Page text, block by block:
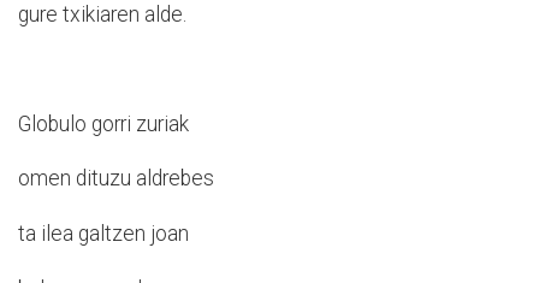
gure txikiaren alde.
Globulo gorri zuriak
omen dituzu aldrebes
ta ilea galtzen joan